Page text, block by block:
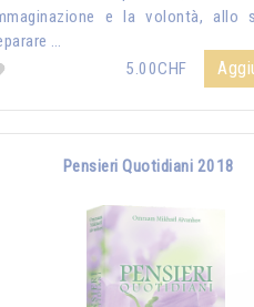
e la volontà, allo
…
5.00CHF
Pensieri Quotidiani 2018